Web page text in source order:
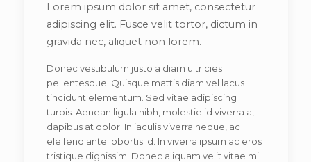
Lorem ipsum dolor sit amet, consectetur
adipiscing elit. Fusce velit tortor, dictum in
gravida nec, aliquet non lorem.
Donec vestibulum justo a diam ultricies
pellentesque. Quisque mattis diam vel lacus
tincidunt elementum. Sed vitae adipiscing
turpis. Aenean ligula nibh, molestie id viverra a,
dapibus at dolor. In iaculis viverra neque, ac
eleifend ante lobortis id. In viverra ipsum ac eros
tristique dignissim. Donec aliquam velit vitae mi